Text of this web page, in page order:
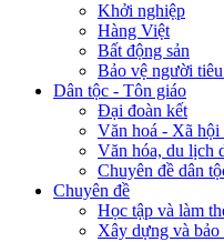
Khởi nghiệp
Hàng Việt
Bất động sản
Bảo vệ người
Dân tộc - Tôn giáo
Đại đoàn kết
Văn hoá - Xã hội
Văn hóa, du lịch
Chuyên đề dân
Chuyên đề
Học tập và làm
Xây dựng và